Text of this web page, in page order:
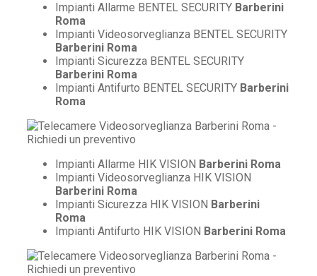
Impianti Allarme BENTEL SECURITY Barberini
Roma
Impianti Videosorveglianza BENTEL SECURITY
Barberini Roma
Impianti Sicurezza BENTEL SECURITY
Barberini Roma
Impianti Antifurto BENTEL SECURITY Barberini
Roma
Impianti Allarme HIK VISION Barberini Roma
Impianti Videosorveglianza HIK VISION
Barberini Roma
Impianti Sicurezza HIK VISION Barberini
Roma
Impianti Antifurto HIK VISION Barberini Roma